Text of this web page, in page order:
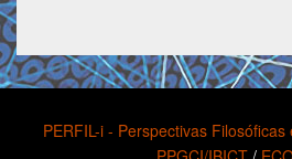
PERFIL-i - Perspectivas